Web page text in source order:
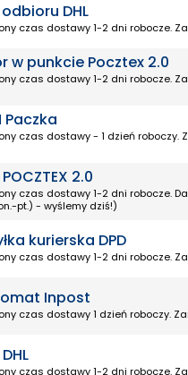
DHL
czas dostawy 1-2 dni robocze.
w punkcie Pocztex 2.0
czas dostawy 1-2 dni robocze.
Paczka
czas dostawy - 1 dzień roboczy.
2.0
czas dostawy 1-2 dni robocze.
pt.) - wyślemy dziś!)
kurierska DPD
czas dostawy 1-2 dni robocze.
Inpost
czas dostawy 1 dzień roboczy.
czas dostawy 1-2 dni robocze.